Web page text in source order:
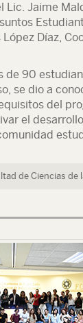
Lic. Jaime
Díaz,
de 90
se dio a
del
el
de Ciencias de